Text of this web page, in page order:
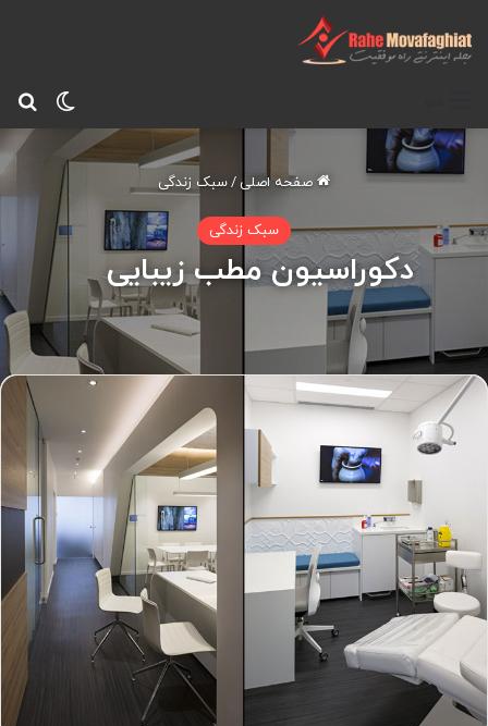
تغییر
صفحه اصلی/سبک زندگی
سبک زندگی
دکوراسیون مطب زیبایی